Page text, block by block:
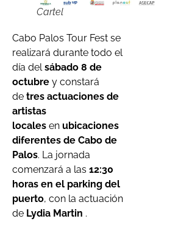
Cartel
Cabo Palos Tour Fest se
realizará durante todo el
día delsábado 8 de
octubre y constará
de tres actuaciones de
artistas
locales en ubicaciones
diferentes de Cabo de
Palos. La jornada
comenzará a las 12:30
horas en el parking del
puerto, con la actuación
de Lydia Martin .